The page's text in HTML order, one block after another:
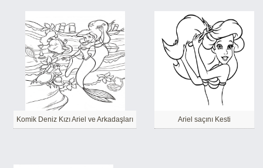
Komik Deniz Kızı Ariel ve Arkadaşları Ariel saçını Kesti